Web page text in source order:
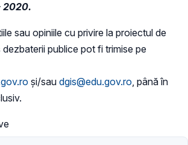
2020.
sau opiniile cu privire la proiectul de
publice pot fi trimise pe
și/sau dgis@edu.gov.ro , până în